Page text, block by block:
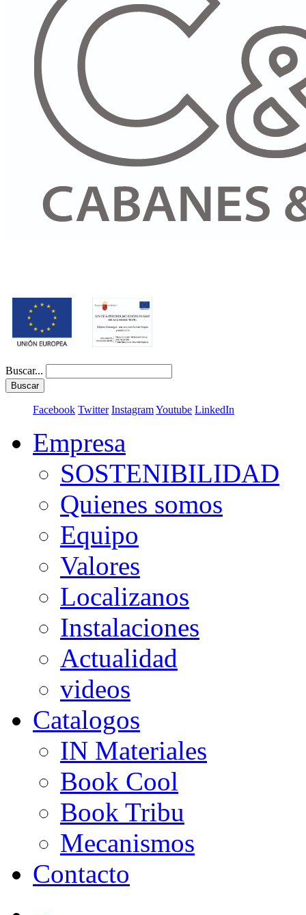
Buscar...
Buscar
Facebook Twitter InstagramYoutube LinkedIn
Empresa
SOSTENIBILIDAD
Quienes somos
Equipo
Valores
Localizanos
Instalaciones
Actualidad
videos
Catalogos
IN Materiales
Book Cool
Book Tribu
Mecanismos
Contacto